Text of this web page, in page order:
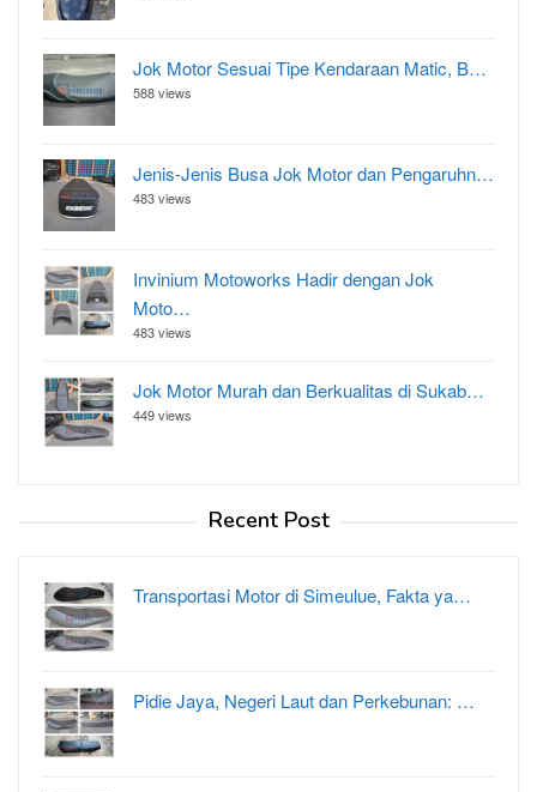
Jok Motor Sesuai Tipe Kendaraan Matic, B…
588 views
Jenis-Jenis Busa Jok Motor dan Pengaruhn…
483 views
Invinium Motoworks Hadir dengan Jok
Moto…
483 views
Jok Motor Murah dan Berkualitas di Sukab…
449 views
Recent Post
Transportasi Motor di Simeulue, Fakta ya…
Pidie Jaya, Negeri Laut dan Perkebunan: …